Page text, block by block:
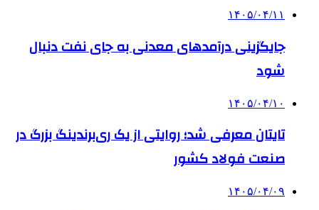
۱۴۰۵/۰۴/۱۱
جایگزینی درآمدهای معدنی به جای نفت دنبال
شود
۱۴۰۵/۰۴/۱۰
تایتان معرفی شد؛ روایتی از یک ری‌برندینگ بزرگ در
صنعت فولاد کشور
۱۴۰۵/۰۴/۰۹